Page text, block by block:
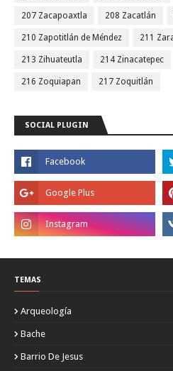
207 Zacapoaxtla 208 Zacatlán
210 Zapotitlán de Méndez 211
213 Zihuateutla 214 Zinacatepec
216 Zoquiapan 217 Zoquitlán
SOCIAL PLUGIN
TEMAS
Arqueología
Bache
Barrio De Jesus